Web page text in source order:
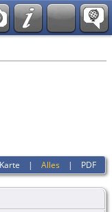
|Alles | PDF